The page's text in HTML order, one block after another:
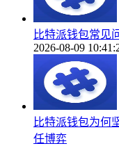
比特派钱包常见
2026-08-09
比特派钱包为何
任博弈